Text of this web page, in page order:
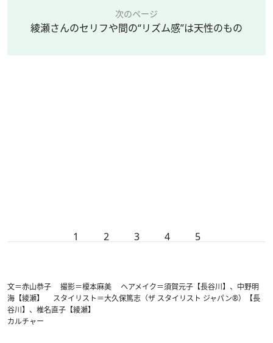
次のページ
綾瀬さんのセリフや間の“リズム感”は天性のもの
1 2 3 4 5
文＝赤山恭子 撮影＝榎本麻美 ヘアメイク＝須賀元子【長谷川】、中野明
海【綾瀬】 スタイリスト＝大久保篤志（ザ スタイリスト ジャパン®）【長
谷川】、椎名直子【綾瀬】
カルチャー